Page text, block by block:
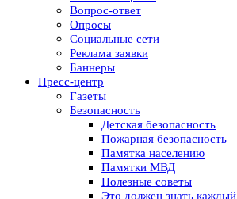
Вопрос-ответ
Опросы
Социальные сети
Реклама заявки
Баннеры
Пресс-центр
Газеты
Безопасность
Детская безопасность
Пожарная безопасность
Памятка населению
Памятки МВД
Полезные советы
Это должен знать каждый